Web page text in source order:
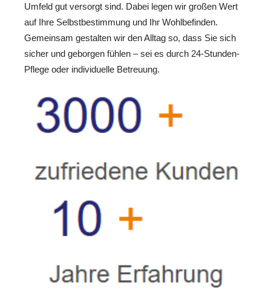
Umfeld gut versorgt sind. Dabei legen wir großen Wert
auf Ihre Selbstbestimmung und Ihr Wohlbefinden.
Gemeinsam gestalten wir den Alltag so, dass Sie sich
sicher und geborgen fühlen – sei es durch 24-Stunden-
Pflege oder individuelle Betreuung.